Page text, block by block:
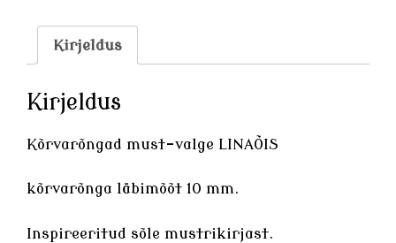
Kirjeldus
Kirjeldus
Kõrvarõngad must-valge LINAÕIS
kõrvarõnga läbimõõt 10 mm.
Inspireeritud sõle mustrikirjast.